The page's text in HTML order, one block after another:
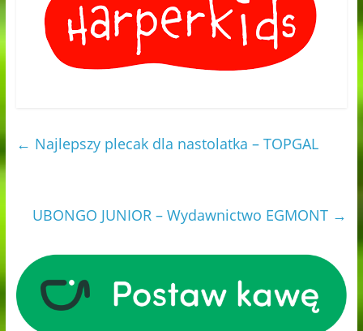
← Najlepszy plecak dla nastolatka – TOPGAL
UBONGO JUNIOR – Wydawnictwo EGMONT →